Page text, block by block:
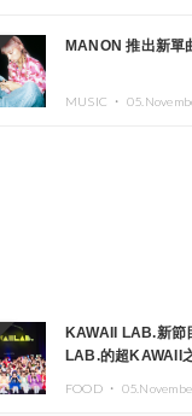
MANON 推出新單
MUSIC ・
KAWAII LAB.新節
LAB.的超KAWAII
FOOD ・